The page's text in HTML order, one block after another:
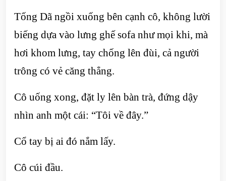
Tống Dã ngồi xuống bên cạnh cô, không lười
biếng dựa vào lưng ghế sofa như mọi khi, mà
hơi khom lưng, tay chống lên đùi, cả người
trông có vẻ căng thẳng.
Cô uống xong, đặt ly lên bàn trà, đứng dậy
nhìn anh một cái: “Tôi về đây.”
Cổ tay bị ai đó nắm lấy.
Cô cúi đầu.